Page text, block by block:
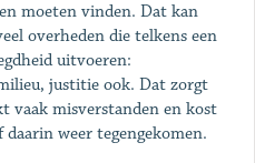
moeten vinden. Dat kan
overheden die telkens een
uitvoeren:
justitie ook. Dat zorgt
vaak misverstanden en kost
weer tegengekomen.